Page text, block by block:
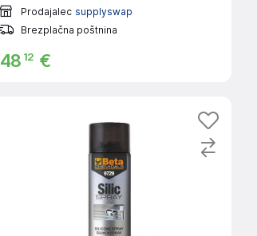
Prodajalec supplyswap
Brezplačna poštnina
48 12 €